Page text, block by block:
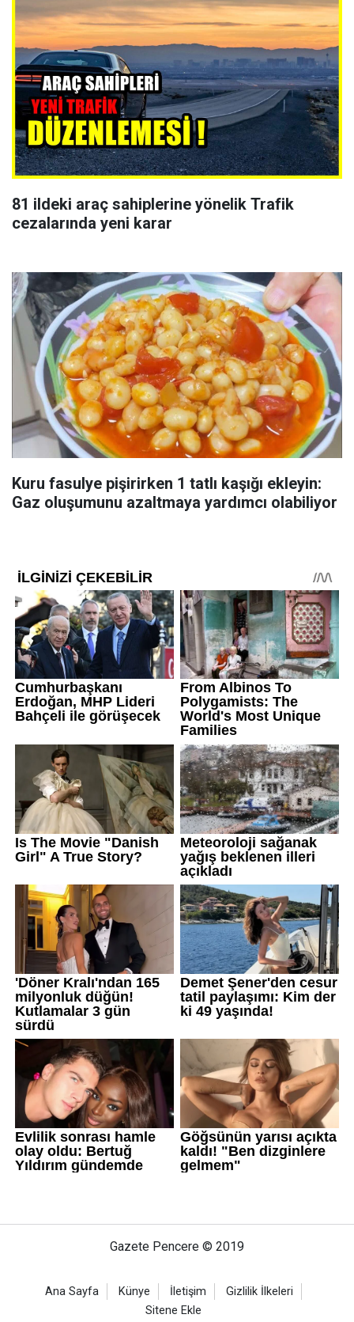
81 ildeki araç sahiplerine yönelik Trafik
cezalarında yeni karar
Kuru fasulye pişirirken 1 tatlı kaşığı ekleyin:
Gaz oluşumunu azaltmaya yardımcı olabiliyor
Gazete Pencere © 2019
Ana Sayfa Künye İletişim
Gizlilik İlkeleri
Sitene Ekle